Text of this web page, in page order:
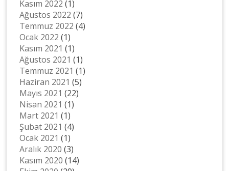
Kasım 2022 (1)
Ağustos 2022 (7)
Temmuz 2022 (4)
Ocak 2022 (1)
Kasım 2021 (1)
Ağustos 2021 (1)
Temmuz 2021 (1)
Haziran 2021 (5)
Mayıs 2021 (22)
Nisan 2021 (1)
Mart 2021 (1)
Şubat 2021 (4)
Ocak 2021 (1)
Aralık 2020 (3)
Kasım 2020 (14)